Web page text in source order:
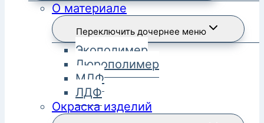
О материале
Переключить дочернее меню
Экополимер
Дюрополимер
МДФ
ЛДФ
Окраска изделий